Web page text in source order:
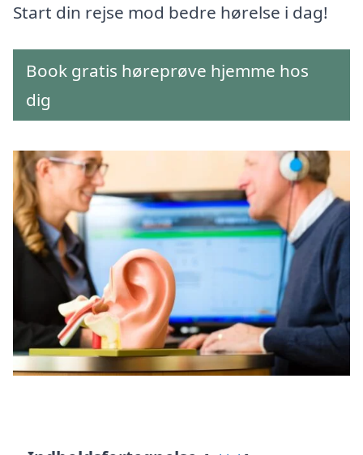
Start din rejse mod bedre hørelse i dag!
Book gratis høreprøve hjemme hos
dig